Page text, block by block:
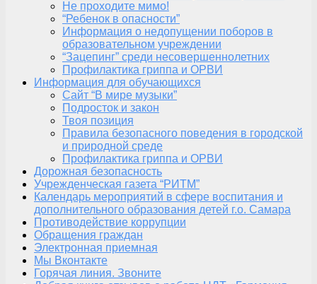
Не проходите мимо!
“Ребенок в опасности”
Информация о недопущении поборов в
образовательном учреждении
“Зацепинг” среди несовершеннолетних
Профилактика гриппа и ОРВИ
Информация для обучающихся
Сайт “В мире музыки”
Подросток и закон
Твоя позиция
Правила безопасного поведения в городской
и природной среде
Профилактика гриппа и ОРВИ
Дорожная безопасность
Учрежденческая газета “РИТМ”
Календарь мероприятий в сфере воспитания и
дополнительного образования детей г.о. Самара
Противодействие коррупции
Обращения граждан
Электронная приемная
Мы Вконтакте
Горячая линия. Звоните